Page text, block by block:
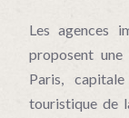
Les agences
proposent
Paris,
touristique de